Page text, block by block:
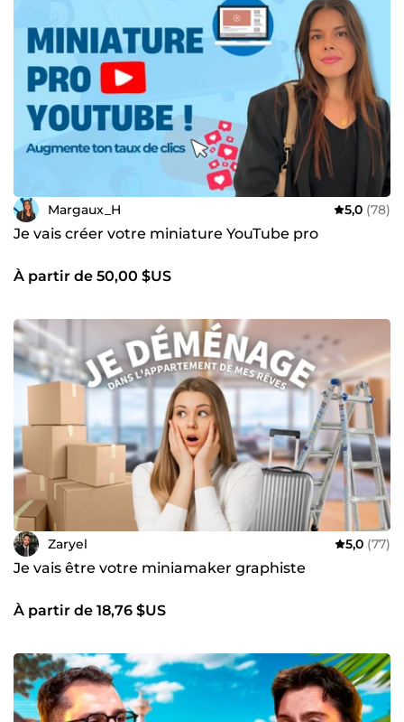
Margaux_H 5,0 (78)
Je vais créer votre miniature YouTube pro
À partir de 50,00 $US
Zaryel 5,0 (77)
Je vais être votre miniamaker graphiste
À partir de 18,76 $US